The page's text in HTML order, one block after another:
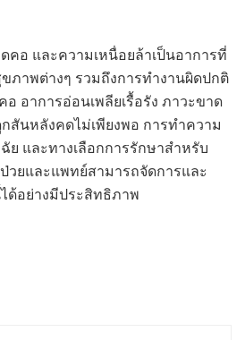
คอ และความเหนื่อยล้าเป็นอาการที่
ภาพต่างๆ รวมถึงการทำงานผิดปกติ
อาการอ่อนเพลียเรื้อรัง ภาวะขาด
สันหลังคดไม่เพียงพอ การทำความ
ย และทางเลือกการรักษาสำหรับ
วยและแพทย์สามารถจัดการและ
ด้อย่างมีประสิทธิภาพ